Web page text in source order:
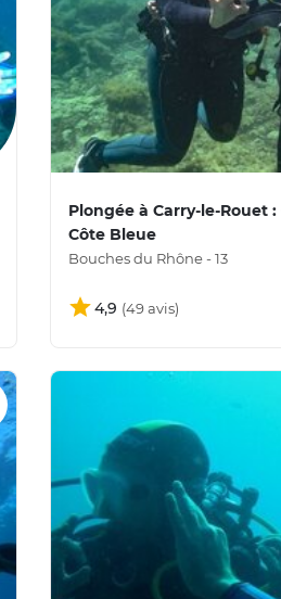
Plongée à Carry-le-Rouet
Côte Bleue
Bouches du Rhône - 13
4,9